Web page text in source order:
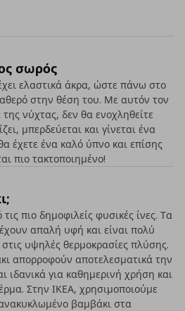
σωρός
ελαστικά άκρα, ώστε πάνω στο
στην θέση του. Με αυτόν τον
νύχτας, δεν θα ενοχληθείτε
μπερδεύεται και γίνεται ένα
έχετε ένα καλό ύπνο και επίσης
πιο τακτοποιημένο!
πιο δημοφιλείς φυσικές ίνες. Τα
απαλή υφή και είναι πολύ
υψηλές θερμοκρασίες πλύσης.
απορροφούν αποτελεσματικά την
ιδανικά για καθημερινή χρήση και
Στην ΙΚΕΑ, χρησιμοποιούμε
βαμβάκι στα